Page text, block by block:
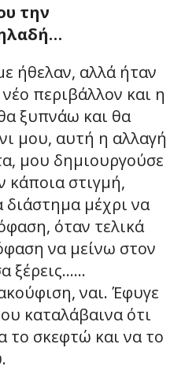
την
ήθελαν, αλλά ήταν
περιβάλλον και η
ξυπνάω και θα
μου, αυτή η αλλαγή
μου δημιουργούσε
κάποια στιγμή,
μέχρι να
όταν τελικά
να μείνω στον
ξέρεις……
ναι. Έφυγε
καταλάβαινα ότι
το σκεφτώ και να το